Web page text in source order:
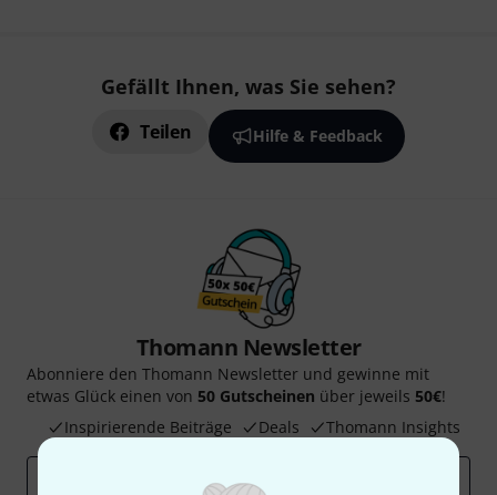
Gefällt Ihnen, was Sie sehen?
Teilen Hilfe & Feedback
Thomann Newsletter
Abonniere den Thomann Newsletter und gewinne mit
etwas Glück einen von 50 Gutscheinen über jeweils 50€!
Inspirierende Beiträge
Deals Thomann Insights